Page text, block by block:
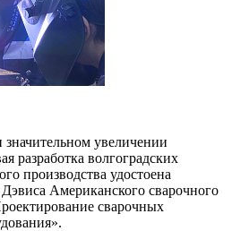
увеличении
разработка волгоградских
производства удостоена
Американского сварочного
сварочных